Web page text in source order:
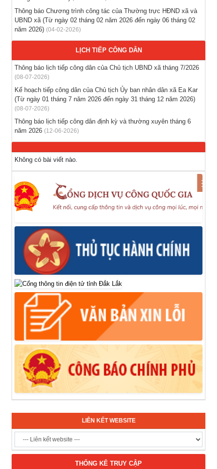
(28-07-2026)
Thông báo tuyển lao động Việt Nam vào các vị trí dự kiến
tuyển dụng người lao động nước ngoài
(28-07-2026)
liệt sĩ chưa xác định danh tính trên địa bàn xã Ea Kar
(21-07-2026)
Thông báo Chương trình công tác của Thường trực HĐND xã và
UBND xã (Từ ngày 02 tháng 02 năm 2026 đến ngày 06 tháng 02
năm 2026) (04-02-2026)
LỊCH TIẾP CÔNG DÂN
Thông báo lịch tiếp công dân của Chủ tịch UBND xã tháng 7/2026
(08-07-2026)
Kế hoạch tiếp công dân của Chủ tịch Ủy ban nhân dân xã Ea Kar
(Từ ngày 01 tháng 7 năm 2026 đến ngày 31 tháng 12 năm 2026)
(08-07-2026)
Thông báo lịch tiếp công dân định kỳ và thường xuyên tháng 6
năm 2026 (12-06-2026)
Không có bài viết nào.
LIÊN KẾT WEBSITE
THỐNG KÊ TRUY CẬP